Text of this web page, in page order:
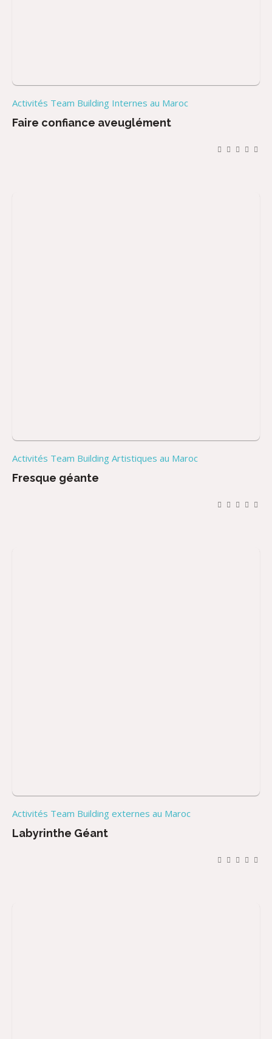
Activités Team Building Internes au Maroc
Faire confiance aveuglément
Activités Team Building Artistiques au Maroc
Fresque géante
Activités Team Building externes au Maroc
Labyrinthe Géant